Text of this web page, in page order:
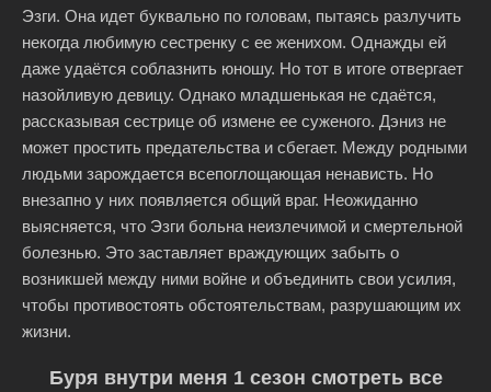
Эзги. Она идет буквально по головам, пытаясь разлучить
некогда любимую сестренку с ее женихом. Однажды ей
даже удаётся соблазнить юношу. Но тот в итоге отвергает
назойливую девицу. Однако младшенькая не сдаётся,
рассказывая сестрице об измене ее суженого. Дэниз не
может простить предательства и сбегает. Между родными
людьми зарождается всепоглощающая ненависть. Но
внезапно у них появляется общий враг. Неожиданно
выясняется, что Эзги больна неизлечимой и смертельной
болезнью. Это заставляет враждующих забыть о
возникшей между ними войне и объединить свои усилия,
чтобы противостоять обстоятельствам, разрушающим их
жизни.
Буря внутри меня 1 сезон смотреть все